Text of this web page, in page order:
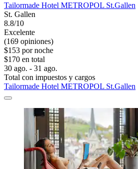
Tailormade Hotel METROPOL St.Gallen
St. Gallen
8.8/10
Excelente
(169 opiniones)
$153 por noche
$170 en total
30 ago. - 31 ago.
Total con impuestos y cargos
Tailormade Hotel METROPOL St.Gallen